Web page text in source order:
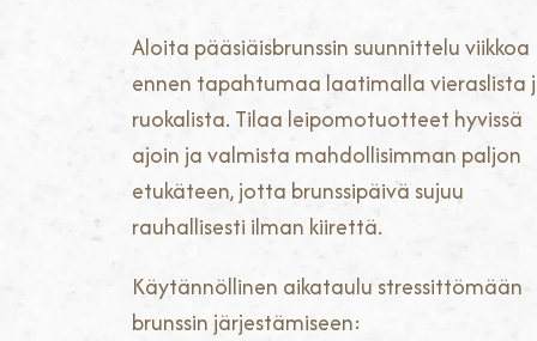
Aloita pääsiäisbrunssin suunnittelu viikkoa
ennen tapahtumaa laatimalla vieraslista
ruokalista. Tilaa leipomotuotteet hyvissä
ajoin ja valmista mahdollisimman paljon
etukäteen, jotta brunssipäivä sujuu
rauhallisesti ilman kiirettä.
Käytännöllinen aikataulu stressittömään
brunssin järjestämiseen: